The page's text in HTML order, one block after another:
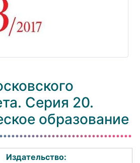
Серия 20.
образование
Издательство: